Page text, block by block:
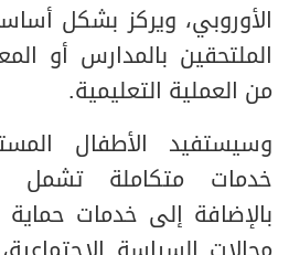
الأوروبي، ويركز بشكل
الملتحقين بالمدارس أو
من العملية التعليمية.
وسيستفيد الأطفال
خدمات متكاملة تشمل
بالإضافة إلى خدمات